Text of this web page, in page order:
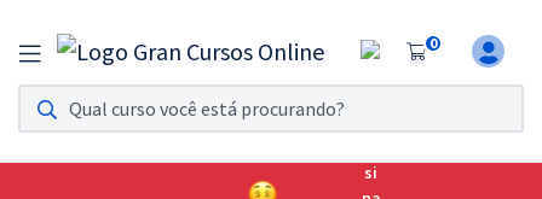
0
Assinatura Ilimitada 11
Acesso a todos os cursos. Teste grátis por 7 dias!
Assinatura OAB Até Passar